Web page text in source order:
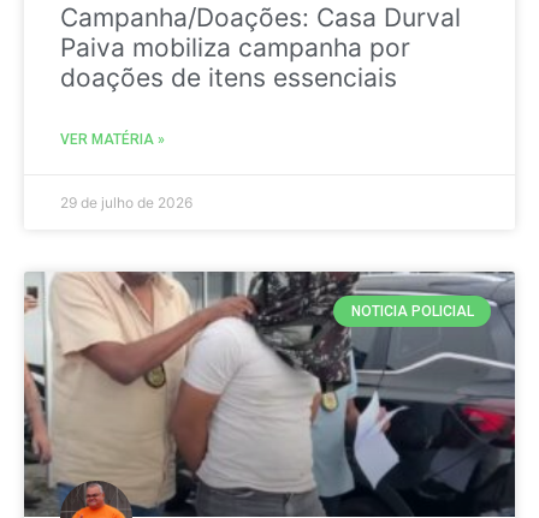
Campanha/Doações: Casa Durval
Paiva mobiliza campanha por
doações de itens essenciais
VER MATÉRIA »
29 de julho de 2026
NOTICIA POLICIAL